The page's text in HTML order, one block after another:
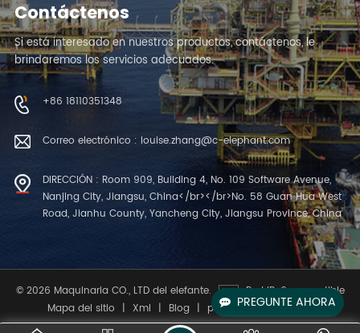
PREGUNTE AHORA
Contáctenos
Si está interesado en nuestros productos, contáctenos, le
brindaremos los servicios adecuados.
+86 18110351348
Correo electrónico : louise.zhang@c-elephant.com
DIRECCIÓN : Room 909, Building 4, No. 109 Software Avenue,
Nanjing City, Jiangsu, China</br></br>No. 58 Guan Hua West
Road, Jianhu County, Yancheng City, Jiangsu Province, China
© 2026 Maquinaria CO., LTD del elefante.
Red IPv6 compatible
Mapa del sitio | Xml | Blog | política de privacidad